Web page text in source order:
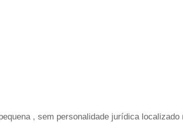
, sem personalidade jurídica localizado